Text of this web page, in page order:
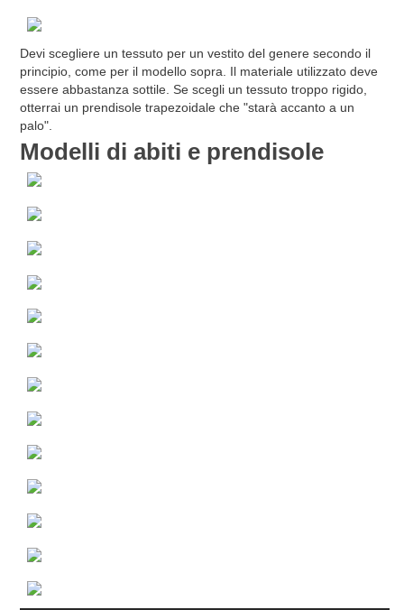
Devi scegliere un tessuto per un vestito del genere secondo il
principio, come per il modello sopra. Il materiale utilizzato deve
essere abbastanza sottile. Se scegli un tessuto troppo rigido,
otterrai un prendisole trapezoidale che "starà accanto a un
palo".
Modelli di abiti e prendisole